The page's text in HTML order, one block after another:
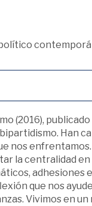
(2016),
Han
nos
la centralidad
adhesiones
que nos
Vivimos en un